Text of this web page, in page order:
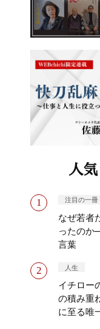
人
注目の一冊
なぜ若者
ったの
言葉
人生
イチロー
の積み重
に至る唯